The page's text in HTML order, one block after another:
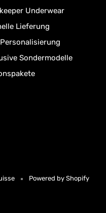
Underwear
Lieferung
Sondermodelle
Powered by Shopify